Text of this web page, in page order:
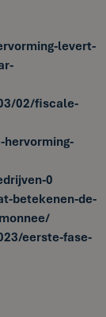
levert-
02/fiscale-
0
betekenen-de-
eerste-fase-